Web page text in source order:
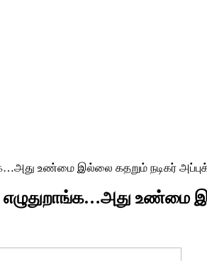
உண்மை இல்லை கதறும் நடிகர்
உண்மை